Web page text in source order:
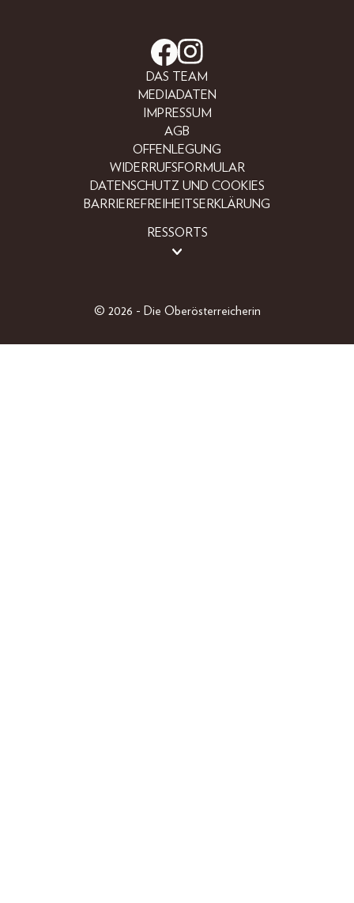
DAS TEAM
MEDIADATEN
IMPRESSUM
AGB
OFFENLEGUNG
WIDERRUFSFORMULAR
DATENSCHUTZ UND COOKIES
BARRIEREFREIHEITSERKLÄRUNG
RESSORTS
© 2026 - Die Oberösterreicherin